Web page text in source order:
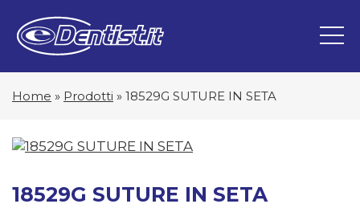
Home » Prodotti » 18529G SUTURE IN SETA
18529G SUTURE IN SETA